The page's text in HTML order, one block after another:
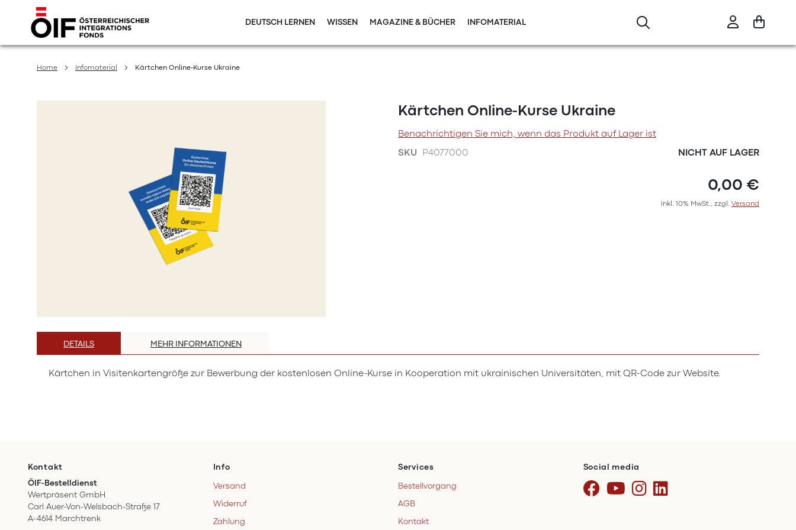
Direkt
zum
DEUTSCH LERNEN WISSEN MAGAZINE & BÜCHER INFOMATERIAL
Home Infomaterial Kärtchen Online-Kurse Ukraine
Kärtchen Online-Kurse Ukraine
Benachrichtigen Sie mich, wenn das Produkt auf Lager ist
NICHT AUF LAGER
SKU P4077000
0,00 €
Inkl. 10% MwSt., zzgl. Versand
springen
DETAILS
Kärtchen in Visitenkartengröße zur Bewerbung der kostenlosen Online-Kurse in Kooperation mit ukrainischen Universitäten, mit QR-Code zur Website.
MEHR INFORMATIONEN
Kontakt
ÖIF-Bestelldienst
Wertpräsent GmbH
Carl Auer-Von-Welsbach-Straße 17
A-4614 Marchtrenk
Info
Versand
Widerruf
Zahlung
Services
Bestellvorgang
AGB
Kontakt
Social media